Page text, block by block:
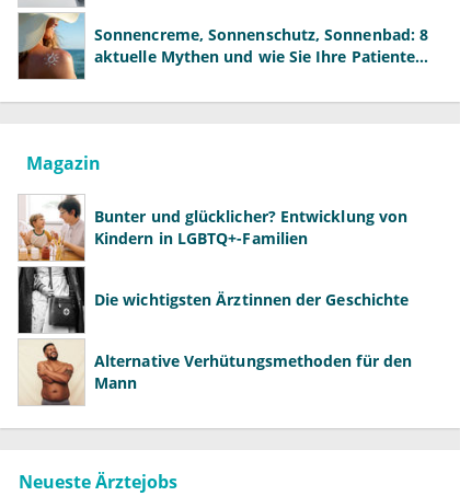
Sonnencreme, Sonnenschutz, Sonnenbad: 8
aktuelle Mythen und wie Sie Ihre Patienten
Magazin
Bunter und glücklicher? Entwicklung von
Kindern in LGBTQ+-Familien
Die wichtigsten Ärztinnen der Geschichte
Alternative Verhütungsmethoden für den
Mann
Neueste Ärztejobs